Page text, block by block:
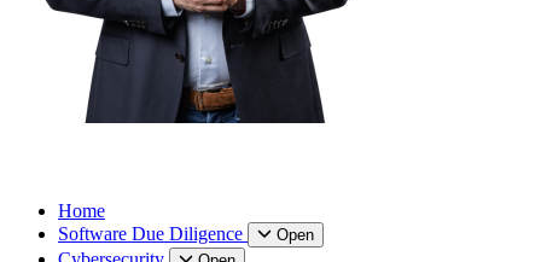
Home
Software Due Diligence
Open